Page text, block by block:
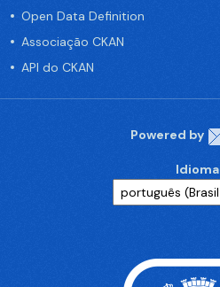
Open Data Definition
Associação CKAN
API do CKAN
Powered by
Idioma